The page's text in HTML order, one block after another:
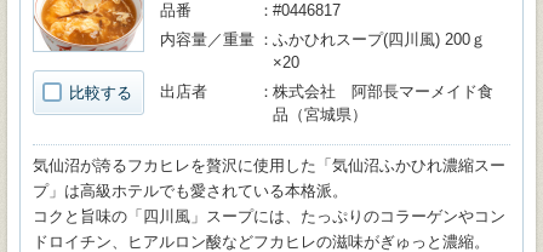
比較する
品番
#0446817
内容量／重量
ふかひれスープ(四川風) 200ｇ
×20
出店者
株式会社 阿部長マーメイド食
品（宮城県）
気仙沼が誇るフカヒレを贅沢に使用した「気仙沼ふかひれ濃縮スー
プ」は高級ホテルでも愛されている本格派。
コクと旨味の「四川風」スープには、たっぷりのコラーゲンやコン
ドロイチン、ヒアルロン酸などフカヒレの滋味がぎゅっと濃縮。